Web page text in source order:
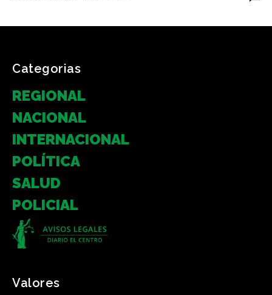
Categorias
REGIONAL
NACIONAL
INTERNACIONAL
POLÍTICA
SALUD
POLICIAL
Valores